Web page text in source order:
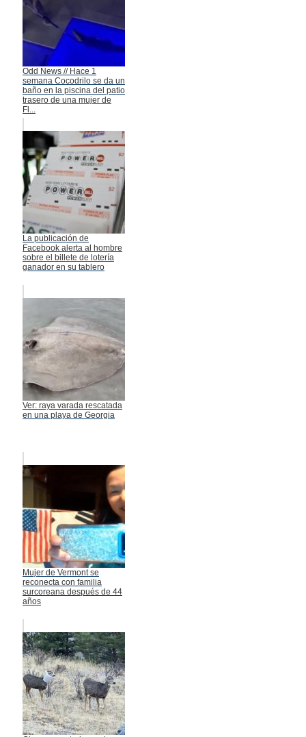
Odd News // Hace 1
semana Cocodrilo se da un
baño en la piscina del patio
trasero de una mujer de
Fl...
La publicación de
Facebook alerta al hombre
sobre el billete de lotería
ganador en su tablero
Ver: raya varada rescatada
en una playa de Georgia
Mujer de Vermont se
reconecta con familia
surcoreana después de 44
años